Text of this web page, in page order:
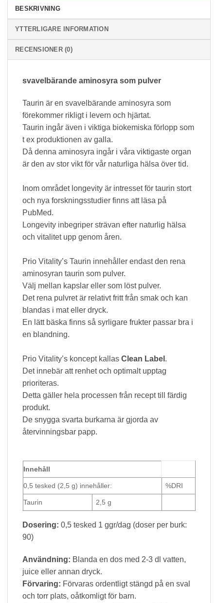
BESKRIVNING
YTTERLIGARE INFORMATION
RECENSIONER (0)
svavelbärande aminosyra som pulver
Taurin är en svavelbärande aminosyra som
förekommer rikligt i levern och hjärtat.
Taurin ingår även i viktiga biokemiska förlopp som
t ex produktionen av galla.
Då denna aminosyra ingår i våra viktigaste organ
är den av stor vikt för vår naturliga hälsa över tid.
Inom området longevity är intresset för taurin stort
och nya forskningsstudier finns att läsa på
PubMed.
Longevity inbegriper strävan efter naturlig hälsa
och vitalitet upp genom åren.
Prio Vitality’s Taurin innehåller endast den rena
aminosyran taurin som pulver.
Välj mellan kapslar eller som löst pulver.
Det rena pulvret är relativt fritt från smak och kan
blandas i mat eller dryck.
En lätt bäska finns så syrligare frukter passar bra i
en blandning.
Prio Vitality’s koncept kallas Clean Label .
Det innebär att renhet och optimalt upptag
prioriteras.
Detta gäller hela processen från recept till färdig
produkt.
De snygga svarta burkarna är gjorda av
återvinningsbar papp.
Innehåll
0,5 tesked (2,5 g) innehåller: %DRI
Taurin 2,5 g
Dosering: 0,5 tesked 1 ggr/dag (doser per burk:
90)
Användning: Blanda en dos med 2-3 dl vatten,
juice eller annan dryck.
Förvaring: Förvaras ordentligt stängd på en sval
och torr plats, oåtkomligt för barn.